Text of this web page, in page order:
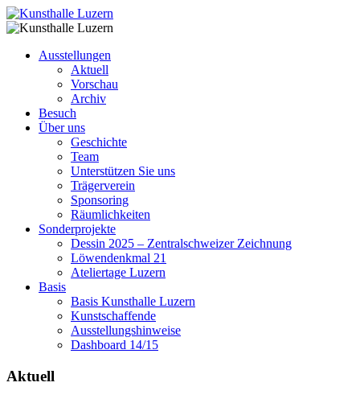
Ausstellungen
Aktuell
Vorschau
Archiv
Besuch
Über uns
Geschichte
Team
Unterstützen Sie uns
Trägerverein
Sponsoring
Räumlichkeiten
Sonderprojekte
Dessin 2025 – Zentralschweizer Zeichnung
Löwendenkmal 21
Ateliertage Luzern
Basis
Basis Kunsthalle Luzern
Kunstschaffende
Ausstellungshinweise
Dashboard 14/15
Aktuell